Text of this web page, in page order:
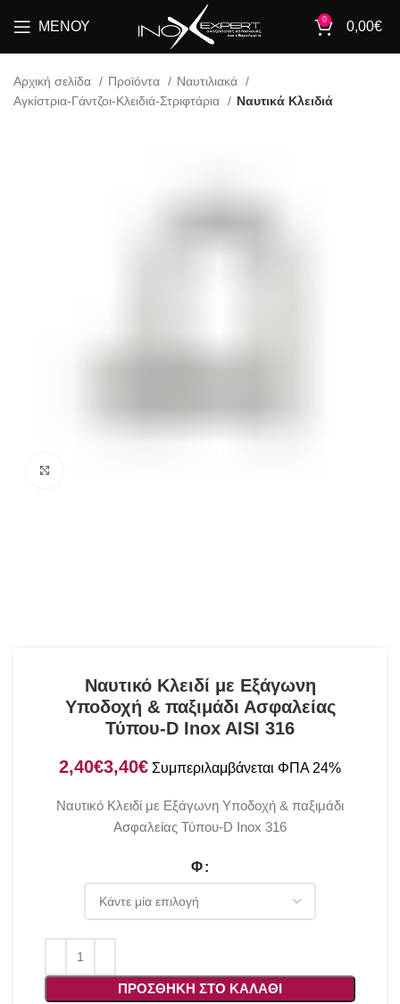
ΜΕΝΟΎ 0 0,00€
Αρχική σελίδα Προϊόντα
Ναυτιλιακά
Αγκίστρια-Γάντζοι-Κλειδιά-Στριφτάρια
Ναυτικά Κλειδιά
Ναυτικό Κλειδί με Εξάγωνη
Υποδοχή & παξιμάδι Ασφαλείας
Τύπου-D Inox AISI 316
€
€
Ναυτικό Κλειδί με Εξάγωνη Υποδοχή & παξιμάδι
Ασφαλείας Τύπου-D Inox 316
Φ
ΠΡΟΣΘΉΚΗ ΣΤΟ ΚΑΛΆΘΙ